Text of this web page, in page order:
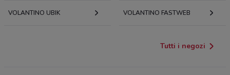
VOLANTINO UBIK VOLANTINO FASTWEB
Tutti i negozi